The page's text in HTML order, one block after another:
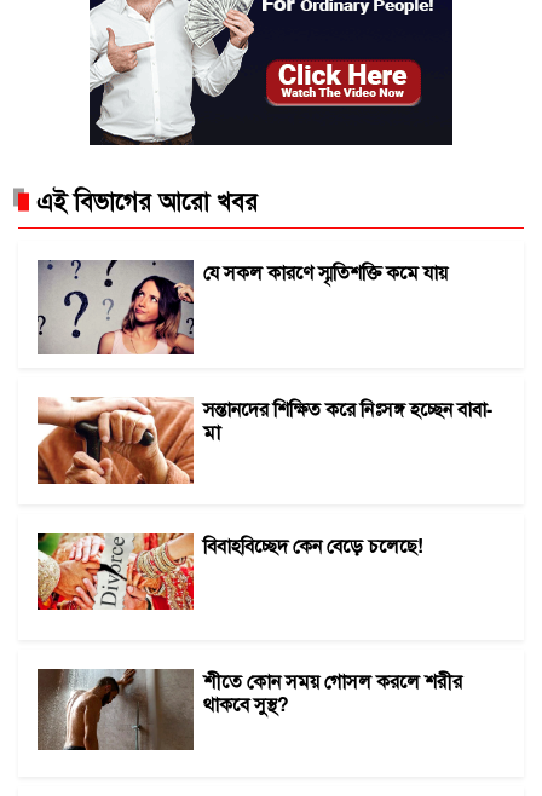
এই বিভাগের আরো খবর
যে সকল কারণে স্মৃতিশক্তি কমে যায়
সন্তানদের শিক্ষিত করে নিঃসঙ্গ হচ্ছেন বাবা-
মা
বিবাহবিচ্ছেদ কেন বেড়ে চলেছে!
শীতে কোন সময় গোসল করলে শরীর
থাকবে সুস্থ?